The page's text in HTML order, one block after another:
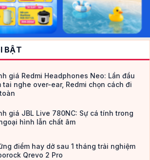
BẬT
giá Redmi Headphones Neo: Lần đầu
tai nghe over-ear, Redmi chọn cách đi
giá JBL Live 780NC: Sự cá tính trong
hình lẫn chất âm
điểm hay dở sau 1 tháng trải nghiệm
Qrevo 2 Pro